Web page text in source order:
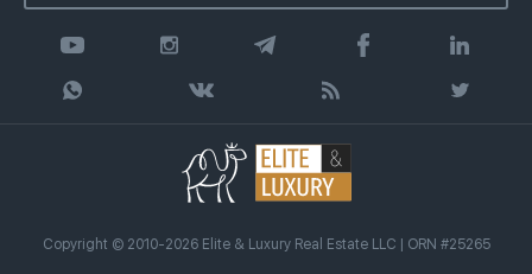
Copyright © 2010-2026 Elite & Luxury Real Estate LLC | ORN #25265